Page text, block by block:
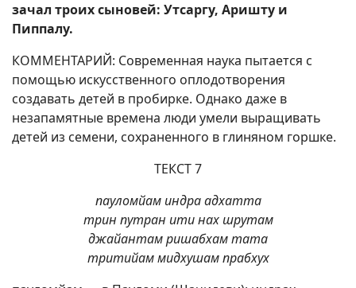
зачал троих сыновей: Утсаргу, Аришту и
Пиппалу.
КОММЕНТАРИЙ: Современная наука пытается с
помощью искусственного оплодотворения
создавать детей в пробирке. Однако даже в
незапамятные времена люди умели выращивать
детей из семени, сохраненного в глиняном горшке.
ТЕКСТ 7
пауломйам индра адхатта
трин путран ити нах шрутам
джайантам ришабхам тата
тритийам мидхушам прабхух